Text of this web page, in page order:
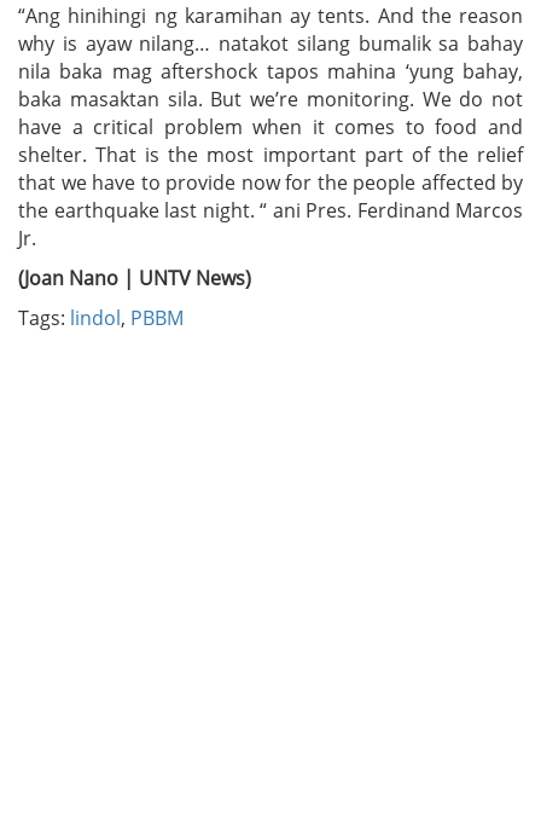
“Ang hinihingi ng karamihan ay tents. And the reason
why is ayaw nilang… natakot silang bumalik sa bahay
nila baka mag aftershock tapos mahina ‘yung bahay,
baka masaktan sila. But we’re monitoring. We do not
have a critical problem when it comes to food and
shelter. That is the most important part of the relief
that we have to provide now for the people affected by
the earthquake last night. “ ani Pres. Ferdinand Marcos
Jr.
(Joan Nano | UNTV News)
Tags: lindol, PBBM